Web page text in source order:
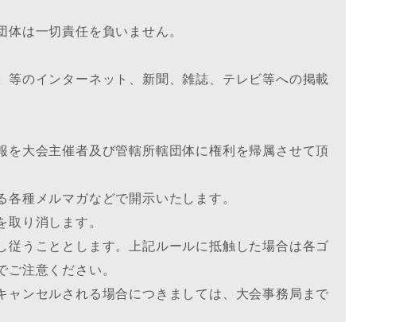
は一切責任を負いません。
のインターネット、新聞、雑誌、テレビ等への掲載
を大会主催者及び管轄所轄団体に権利を帰属させて頂
種メルマガなどで開示いたします。
り消します。
従うこととします。上記ルールに抵触した場合は各ゴ
注意ください。
ャンセルされる場合につきましては、大会事務局まで